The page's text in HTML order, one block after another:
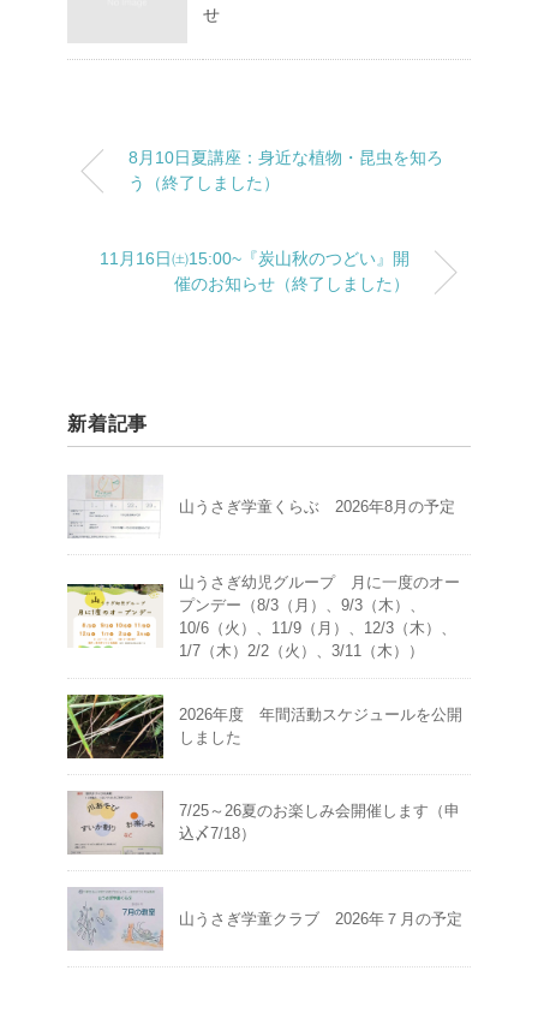
せ
8月10日夏講座：身近な植物・昆虫を知ろ
う（終了しました）
11月16日㈯15:00~『炭山秋のつどい』開
催のお知らせ（終了しました）
新着記事
山うさぎ学童くらぶ 2026年8月の予定
山うさぎ幼児グループ 月に一度のオー
プンデー（8/3（月）、9/3（木）、
10/6（火）、11/9（月）、12/3（木）、
1/7（木）2/2（火）、3/11（木））
2026年度 年間活動スケジュールを公開
しました
7/25～26夏のお楽しみ会開催します（申
込〆7/18）
山うさぎ学童クラブ 2026年７月の予定